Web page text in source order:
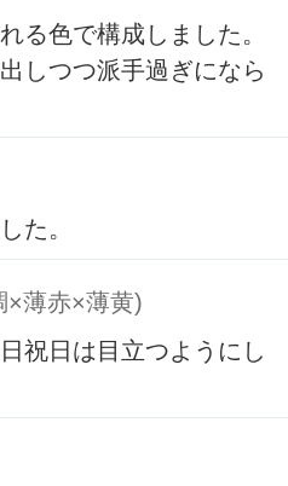
る色で構成しました。
しつつ派手過ぎになら
た。
×薄赤×薄黄)
祝日は目立つようにし